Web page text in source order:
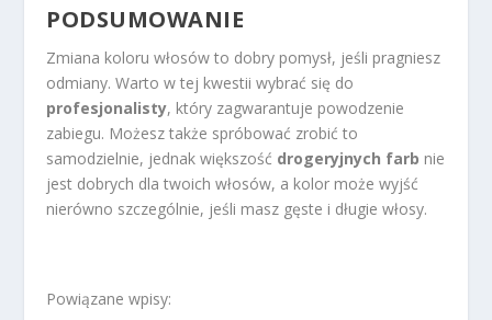
PODSUMOWANIE
Zmiana koloru włosów to dobry pomysł, jeśli pragniesz
odmiany. Warto w tej kwestii wybrać się do
profesjonalisty, który zagwarantuje powodzenie
zabiegu. Możesz także spróbować zrobić to
samodzielnie, jednak większość drogeryjnych farb nie
jest dobrych dla twoich włosów, a kolor może wyjść
nierówno szczególnie, jeśli masz gęste i długie włosy.
Powiązane wpisy: